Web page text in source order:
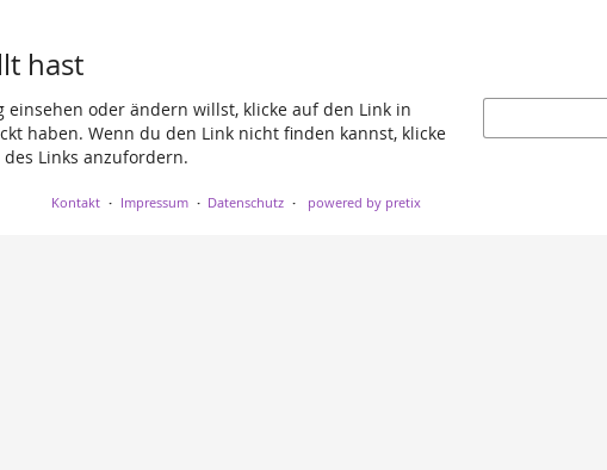
hast
oder ändern willst, klicke auf den Link in
haben. Wenn du den Link nicht finden kannst, klicke
Links anzufordern.
Kontakt Impressum Datenschutz powered by pretix